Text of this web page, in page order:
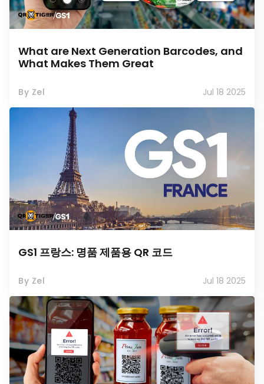
What are Next Generation Barcodes, and
What Makes Them Great
By Zel Jul 18 2025
GS1 프랑스: 명품 제품용 QR 코드
By Zel Jul 18 2025